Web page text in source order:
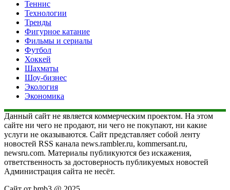
Теннис
Технологии
Тренды
Фигурное катание
Фильмы и сериалы
Футбол
Хоккей
Шахматы
Шоу-бизнес
Экология
Экономика
Данный сайт не является коммерческим проектом. На этом
сайте ни чего не продают, ни чего не покупают, ни какие
услуги не оказываются. Сайт представляет собой ленту
новостей RSS канала news.rambler.ru, kommersant.ru,
newsru.com. Материалы публикуются без искажения,
ответственность за достоверность публикуемых новостей
Администрация сайта не несёт.